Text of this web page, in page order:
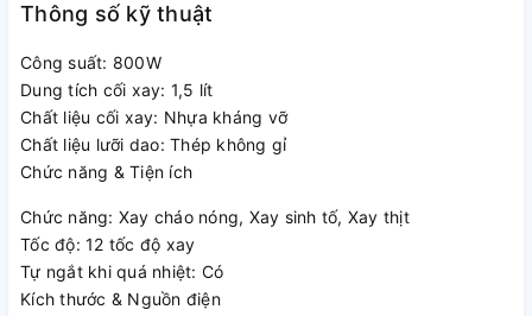
Cối xay và chức năng
0.4 lít , đáp ứng tốt nhu cầu xay lượng thực phẩm vừa phải.
Trong quá trình sử dụng, bạn có thể xay sinh tố, xay thức
ăn, xay gia vị như hành, tỏi, ớt, nấm hoặc xay hạt một cách
linh hoạt.
Thông số kỹ thuật
Công suất: 800W
Dung tích cối xay: 1,5 lít
Chất liệu cối xay: Nhựa kháng vỡ
Chất liệu lưỡi dao: Thép không gỉ
Chức năng & Tiện ích
Chức năng: Xay cháo nóng, Xay sinh tố, Xay thịt
Tốc độ: 12 tốc độ xay
Tự ngắt khi quá nhiệt: Có
Kích thước & Nguồn điện